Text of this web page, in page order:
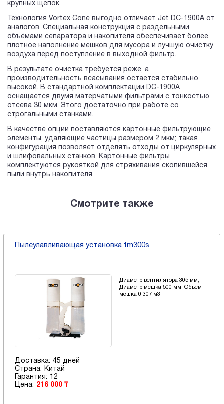
крупных щепок.
Технология Vortex Cone выгодно отличает Jet DC-1900A от
аналогов. Специальная конструкция с раздельными
объёмами сепаратора и накопителя обеспечивает более
плотное наполнение мешков для мусора и лучшую очистку
воздуха перед поступление в выходной фильтр.
В результате очистка требуется реже, а
производительность всасывания остается стабильно
высокой. В стандартной комплектации DC-1900A
оснащается двумя матерчатыми фильтрами с тонкостью
отсева 30 мкм. Этого достаточно при работе со
строгальными станками.
В качестве опции поставляются картонные фильтрующие
элементы, удаляющие частицы размером 2 мкм; такая
конфигурация позволяет отделять отходы от циркулярных
и шлифовальных станков. Картонные фильтры
комплектуются рукояткой для стряхивания скопившейся
пыли внутрь накопителя.
Смотрите также
Пылеулавливающая установка fm300s
Диаметр вентилятора 305 мм,
Диаметр мешка 500 мм, Объем
мешка 0.307 м3
Доставка: 45 дней
Страна:
Китай
Гарантия:
12
Цена: 216 000 ₸